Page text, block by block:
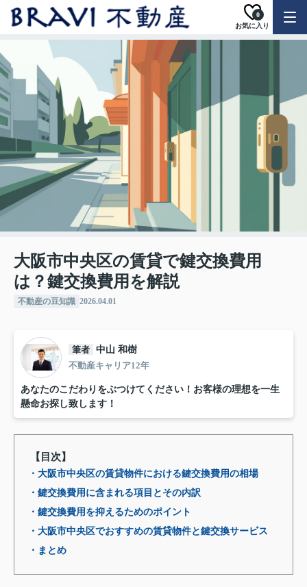
お気に入り
0
大阪市中央区の賃貸で鍵交換費用
は？鍵交換費用を解説
不動産の豆知識 2026.04.01
筆者 中山 和樹
不動産キャリア12年
あなたのこだわりをぶつけてください！お客様の理想を一生
懸命お探し致します！
【目次】
・大阪市中央区の賃貸物件における鍵交換費用の相場
・鍵交換費用に含まれる項目とその内訳
・鍵交換費用を抑えるためのポイント
・大阪市中央区でおすすめの賃貸物件と鍵交換サービス
・まとめ